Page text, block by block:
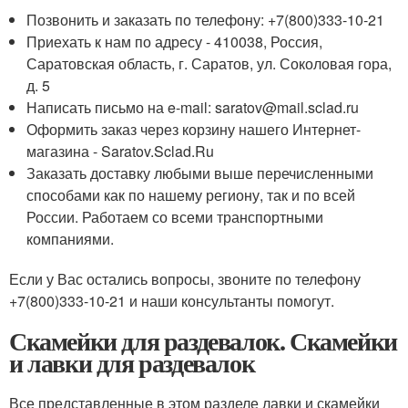
Позвонить и заказать по телефону: +7(800)333-10-21
Приехать к нам по адресу - 410038, Россия,
Саратовская область, г. Саратов, ул. Соколовая гора,
д. 5
Написать письмо на e-mail: saratov@mail.sclad.ru
Оформить заказ через корзину нашего Интернет-
магазина - Saratov.Sclad.Ru
Заказать доставку любыми выше перечисленными
способами как по нашему региону, так и по всей
России. Работаем со всеми транспортными
компаниями.
Если у Вас остались вопросы, звоните по телефону
+7(800)333-10-21 и наши консультанты помогут.
Скамейки для раздевалок. Скамейки
и лавки для раздевалок
Все представленные в этом разделе лавки и скамейки